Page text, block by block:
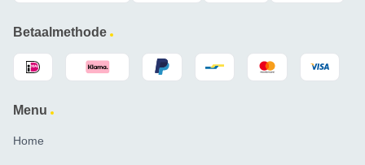
Betaalmethode
Menu
Home